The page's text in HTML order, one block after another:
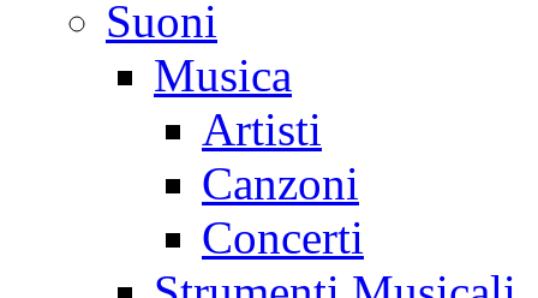
Suoni
Musica
Artisti
Canzoni
Concerti